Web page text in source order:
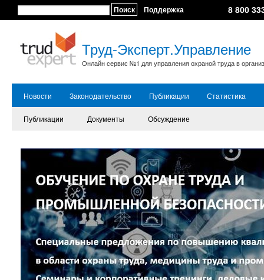
Поиск Поддержка 8 800
Труд-Эксперт.Управление
Онлайн сервис №1 для управления охраной труда в
Новости Законодательство Публикации Статистика
Публикации Документы Обсуждение